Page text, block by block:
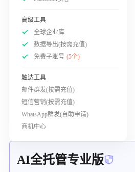
高级工具
全球企业库
数据导出(按需充值)
免费子账号 (5个)
触达工具
邮件群发(按需充值)
短信营销(按需充值)
WhatsApp群发(自助申请)
商机中心
AI全托管专业版